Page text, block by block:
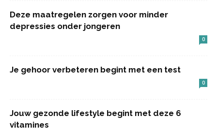
Deze maatregelen zorgen voor minder
depressies onder jongeren
0
Je gehoor verbeteren begint met een test
0
Jouw gezonde lifestyle begint met deze 6
vitamines